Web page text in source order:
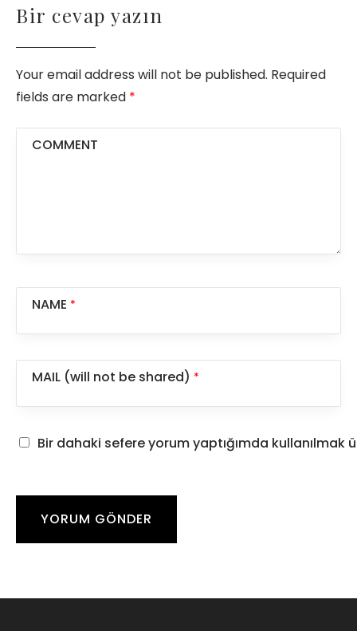
Bir cevap yazın
Your email address will not be published. Required
fields are marked *
COMMENT
NAME *
MAIL (will not be shared) *
Bir dahaki sefere yorum yaptığımda